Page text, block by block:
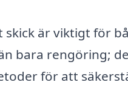
är viktigt för
bara rengöring;
för att